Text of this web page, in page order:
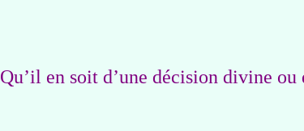
Qu’il en soit d’une décision divine ou